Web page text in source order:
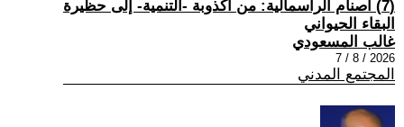
(7) أصنام الرأسمالية: من أكذوبة -التنمية- إلى حظيرة
البقاء الحيواني
غالب المسعودي
2026 / 8 / 7
المجتمع المدني